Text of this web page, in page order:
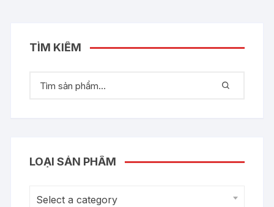
TÌM KIẾM
LOẠI SẢN PHẨM
Select a category